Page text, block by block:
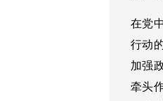
在党
行动
加强
牵头